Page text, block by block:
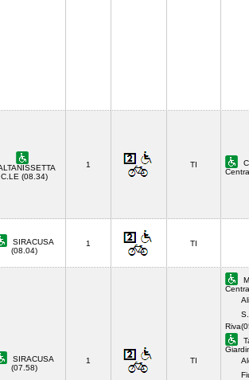
C.LE (08.34)
1 TI
SIRACUSA
(08.04)
1 TI
SIRACUSA
(07.58)
1 TI